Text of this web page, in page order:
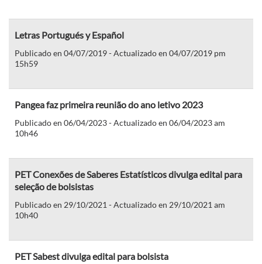
Letras Portugués y Español
Publicado en 04/07/2019 - Actualizado en 04/07/2019 pm
15h59
Pangea faz primeira reunião do ano letivo 2023
Publicado en 06/04/2023 - Actualizado en 06/04/2023 am
10h46
PET Conexões de Saberes Estatísticos divulga edital para
seleção de bolsistas
Publicado en 29/10/2021 - Actualizado en 29/10/2021 am
10h40
PET Sabest divulga edital para bolsista